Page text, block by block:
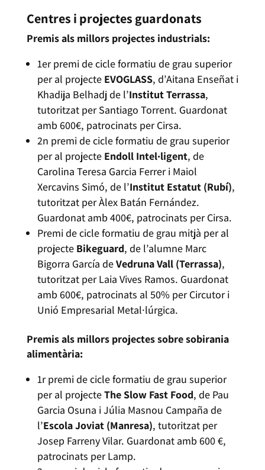
Centres i projectes guardonats
Premis als millors projectes industrials:
1er premi de cicle formatiu de grau superior
per al projecte EVOGLASS, d’Aitana Enseñat i
Khadija Belhadj de l’Institut Terrassa,
tutoritzat per Santiago Torrent. Guardonat
amb 600€, patrocinats per Cirsa.
2n premi de cicle formatiu de grau superior
per al projecte Endoll Intel·ligent, de
Carolina Teresa Garcia Ferrer i Maiol
Xercavins Simó, de l’Institut Estatut (Rubí),
tutoritzat per Àlex Batán Fernández.
Guardonat amb 400€, patrocinats per Cirsa.
Premi de cicle formatiu de grau mitjà per al
projecte Bikeguard, de l’alumne Marc
Bigorra García deVedruna Vall (Terrassa),
tutoritzat per Laia Vives Ramos. Guardonat
amb 600€, patrocinats al 50% per Circutor i
Unió Empresarial Metal·lúrgica.
Premis als millors projectes sobre sobirania
alimentària:
1r premi de cicle formatiu de grau superior
per al projecteThe Slow Fast Food, de Pau
Garcia Osuna i Júlia Masnou Campaña de
l’Escola Joviat (Manresa), tutoritzat per
Josep Farreny Vilar. Guardonat amb 600 €,
patrocinats per Lamp.